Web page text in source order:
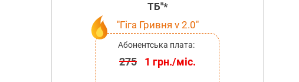
ТБ"*
"Гіга Гривня v 2.0"
Абонентська плата:
275 1 грн./міс.